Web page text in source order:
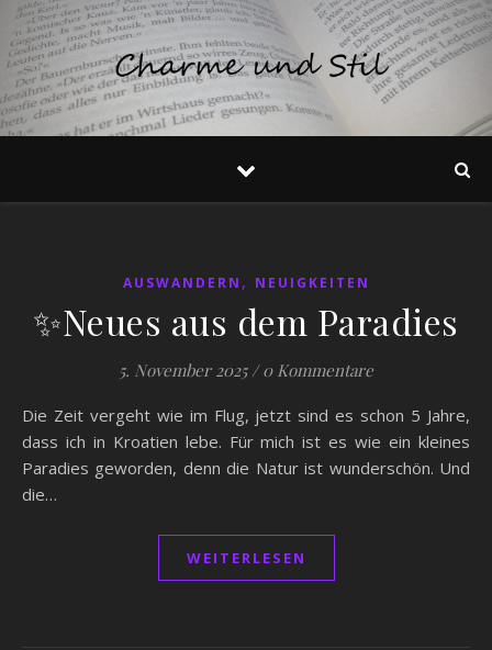
AUSWANDERN , NEUIGKEITEN
✨Neues aus dem Paradies
5. November 2025 / 0 Kommentare
Die Zeit vergeht wie im Flug, jetzt sind es schon 5 Jahre,
dass ich in Kroatien lebe. Für mich ist es wie ein kleines
Paradies geworden, denn die Natur ist wunderschön. Und
die…
WEITERLESEN